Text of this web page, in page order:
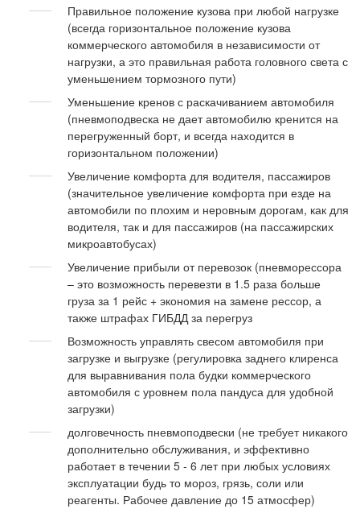
Правильное положение кузова при любой нагрузке
(всегда горизонтальное положение кузова
коммерческого автомобиля в независимости от
нагрузки, а это правильная работа головного света с
уменьшением тормозного пути)
Уменьшение кренов с раскачиванием автомобиля
(пневмоподвеска не дает автомобилю кренится на
перегруженный борт, и всегда находится в
горизонтальном положении)
Увеличение комфорта для водителя, пассажиров
(значительное увеличение комфорта при езде на
автомобили по плохим и неровным дорогам, как для
водителя, так и для пассажиров (на пассажирских
микроавтобусах)
Увеличение прибыли от перевозок (пневморессора
– это возможность перевезти в 1.5 раза больше
груза за 1 рейс + экономия на замене рессор, а
также штрафах ГИБДД за перегруз
Возможность управлять свесом автомобиля при
загрузке и выгрузке (регулировка заднего клиренса
для выравнивания пола будки коммерческого
автомобиля с уровнем пола пандуса для удобной
загрузки)
долговечность пневмоподвески (не требует никакого
дополнительно обслуживания, и эффективно
работает в течении 5 - 6 лет при любых условиях
эксплуатации будь то мороз, грязь, соли или
реагенты. Рабочее давление до 15 атмосфер)